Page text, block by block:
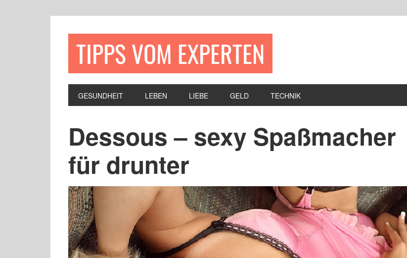
TIPPS VOM EXPERTEN
GESUNDHEIT LEBEN LIEBE GELD TECHNIK
Dessous – sexy Spaßmacher
für drunter